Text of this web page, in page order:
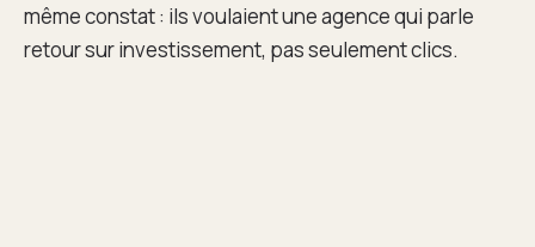
même constat : ils voulaient une agence qui parle
retour sur investissement, pas seulement clics.